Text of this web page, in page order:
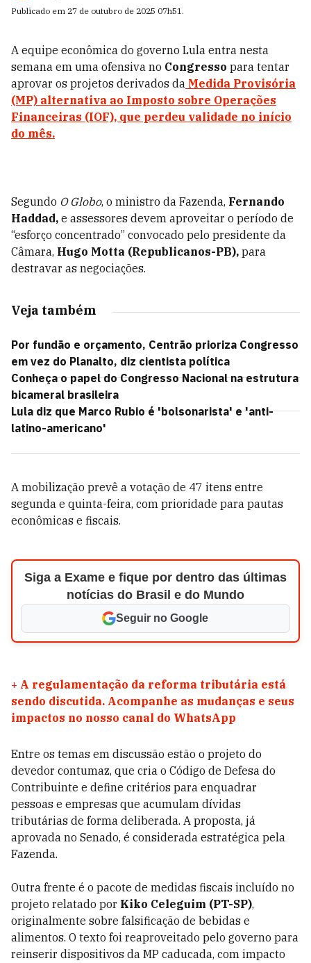
Publicado em 27 de outubro de 2025 07h51.
A equipe econômica do governo Lula entra nesta
semana em uma ofensiva no Congresso para tentar
aprovar os projetos derivados da Medida Provisória
(MP) alternativa ao Imposto sobre Operações
Financeiras (IOF), que perdeu validade no início
do mês.
Segundo O Globo, o ministro da Fazenda, Fernando
Haddad, e assessores devem aproveitar o período de
“esforço concentrado” convocado pelo presidente da
Câmara, Hugo Motta (Republicanos-PB), para
destravar as negociações.
Veja também
Por fundão e orçamento, Centrão prioriza Congresso
em vez do Planalto, diz cientista política
Conheça o papel do Congresso Nacional na estrutura
bicameral brasileira
Lula diz que Marco Rubio é 'bolsonarista' e 'anti-
latino-americano'
A mobilização prevê a votação de 47 itens entre
segunda e quinta-feira, com prioridade para pautas
econômicas e fiscais.
Siga a Exame e fique por dentro das últimas
notícias do Brasil e do Mundo
Seguir no Google
+ A regulamentação da reforma tributária está
sendo discutida. Acompanhe as mudanças e seus
impactos no nosso canal do WhatsApp
Entre os temas em discussão estão o projeto do
devedor contumaz, que cria o Código de Defesa do
Contribuinte e define critérios para enquadrar
pessoas e empresas que acumulam dívidas
tributárias de forma deliberada. A proposta, já
aprovada no Senado, é considerada estratégica pela
Fazenda.
Outra frente é o pacote de medidas fiscais incluído no
projeto relatado por Kiko Celeguim (PT-SP),
originalmente sobre falsificação de bebidas e
alimentos. O texto foi reaproveitado pelo governo para
reinserir dispositivos da MP caducada, com impacto